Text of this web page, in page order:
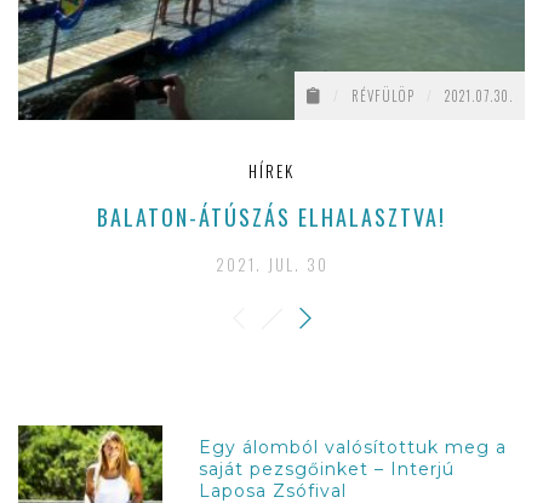
RÉVFÜLÖP 2021.07.30.
HÍREK
BALATON-ÁTÚSZÁS ELHALASZTVA!
2021. JUL. 30
Egy álomból valósítottuk meg a
saját pezsgőinket – Interjú
Laposa Zsófival